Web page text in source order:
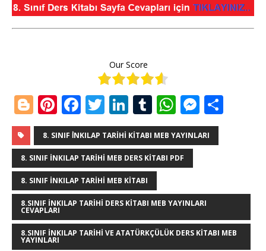
Our Score
Bl
o
g
g
e
r
Pi
n
te
r
e
st
F
a
c
e
b
o
o
k
T
w
it
te
r
Li
n
k
e
dI
n
T
u
m
bl
r
W
h
at
s
p
p
M
e
ss
g
e
r
8. SINIF İNKILAP TARIHI KITABI MEB YAYINLARI
8. SINIF INKILAP TARIHI MEB DERS KITABI PDF
8. SINIF INKILAP TARIHI MEB KITABI
8.SINIF INKILAP TARIHI DERS KITABI MEB YAYINLARI
CEVAPLARI
8.SINIF INKILAP TARIHI VE ATATÜRKÇÜLÜK DERS KITABI MEB
YAYINLARI